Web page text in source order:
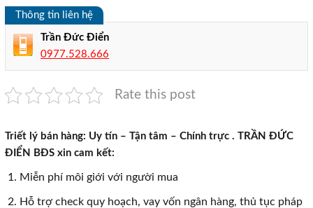
Thông tin liên hệ
Trần Đức Điển
0977.528.666
Rate this post
Triết lý bán hàng: Uy tín – Tận tâm – Chính trực . TRẦN ĐỨC
ĐIỂN BĐS xin cam kết:
Miễn phí môi giới với người mua
Hỗ trợ check quy hoạch, vay vốn ngân hàng, thủ tục pháp